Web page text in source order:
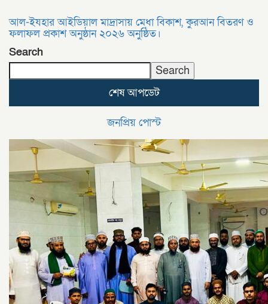
আল-ইযহার আইডিয়াল মাদ্রাসায় মেধা বিকাশ, কুরআন বিতরণ ও
ফলাফল প্রকাশ অনুষ্ঠান ২০২৬ অনুষ্ঠিত।
Search
Search
শেষ আপডেট
জনপ্রিয় পোস্ট